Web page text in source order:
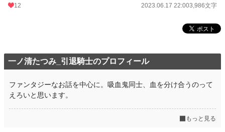
12 2023.06.17 22:003,986文字
一ノ清たつみ_引退騎士のプロフィール
ファンタジーなお話を中心に。吸血鬼同士、血を分け合うのって
えろいと思います。
もっと見る